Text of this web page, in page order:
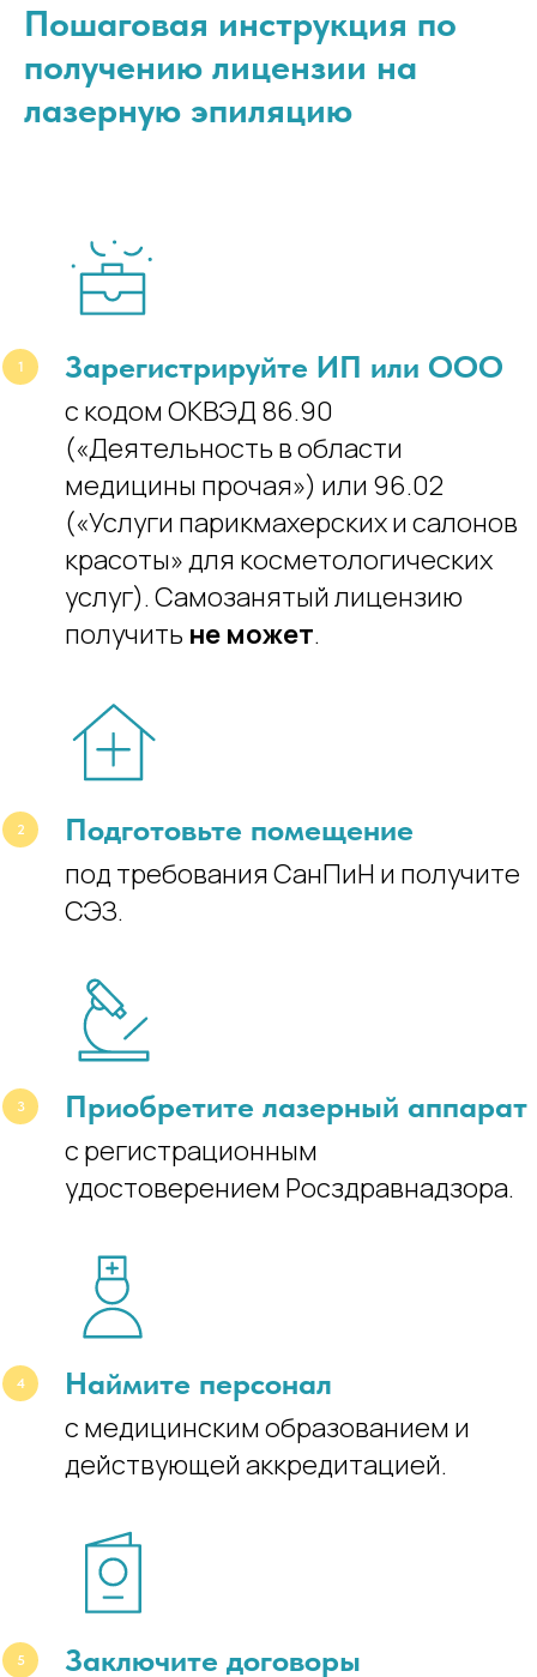
Пошаговая инструкция по
получению лицензии на
лазерную эпиляцию
Зарегистрируйте ИП или ООО
с кодом ОКВЭД 86.90
(«Деятельность в области
медицины прочая») или 96.02
(«Услуги парикмахерских и салонов
красоты» для косметологических
услуг). Самозанятый лицензию
получить не может.
Подготовьте помещение
под требования СанПиН и получите
СЭЗ.
Приобретите лазерный аппарат
с регистрационным
удостоверением Росздравнадзора.
Наймите персонал
с медицинским образованием и
действующей аккредитацией.
Заключите договоры